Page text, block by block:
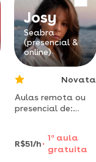
Josy
Seabra
(presencial &
online)
Novata
Aulas remota ou
presencial de:
adultos e eja
R$51/h
1 aaula
gratuita